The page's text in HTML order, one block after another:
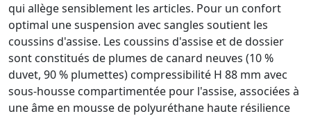
qui allège sensiblement les articles. Pour un confort
optimal une suspension avec sangles soutient les
coussins d'assise. Les coussins d'assise et de dossier
sont constitués de plumes de canard neuves (10 %
duvet, 90 % plumettes) compressibilité H 88 mm avec
sous-housse compartimentée pour l'assise, associées à
une âme en mousse de polyuréthane haute résilience